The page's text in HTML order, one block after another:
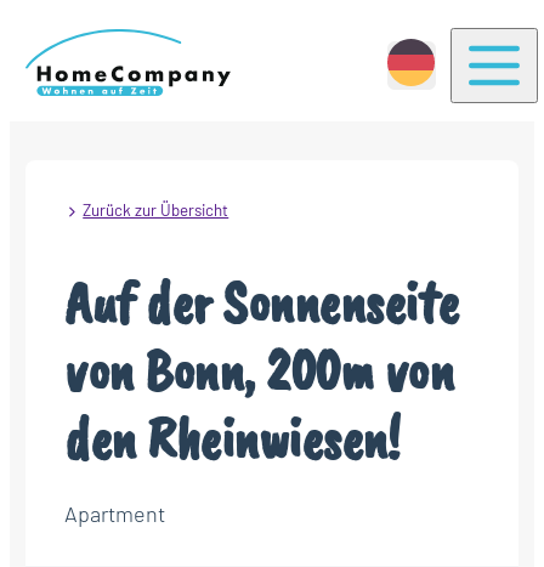
Zurück zur Übersicht
Auf der Sonnenseite
von Bonn, 200m von
den Rheinwiesen!
Apartment